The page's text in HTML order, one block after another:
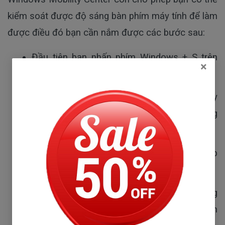
kiểm soát được độ sáng bàn phím máy tính để làm
được điều đó bạn cần nắm được các bước sau:
Đầu tiên bạn nhấn phím Windows + S trên
Tiếp đến, bạn hãy tìm Windows Mobility
Center bên trong Control Panel và mở chúng
Bên trong Windows Mobility Center, bạn tiếp
tục nhấn vào Keyboard Backlighting.
Bước cuối cùng, bạn chọn ‘Turn On’ trong
Keyboard Backlight Settings để bật đèn bàn
×